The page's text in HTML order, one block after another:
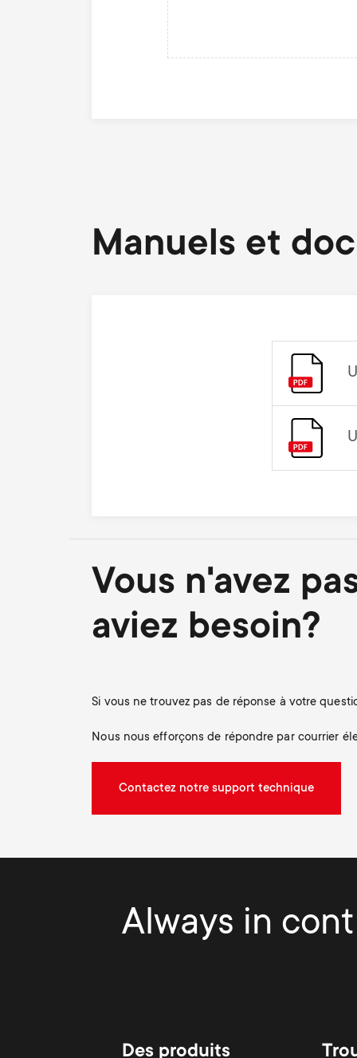
Manuels et
Vous n'avez
aviez besoin?
Si vous ne trouvez pas de réponse à votre
Nous nous efforçons de répondre par courrier
Contactez notre support technique
Always in
Des produits